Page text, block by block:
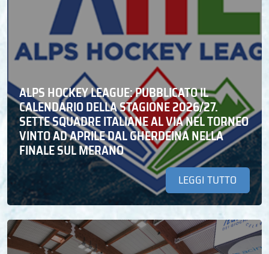
ALPS HOCKEY LEAGUE: PUBBLICATO IL
CALENDARIO DELLA STAGIONE 2026/27.
SETTE SQUADRE ITALIANE AL VIA NEL TORNEO
VINTO AD APRILE DAL GHERDEINA NELLA
FINALE SUL MERANO
LEGGI TUTTO